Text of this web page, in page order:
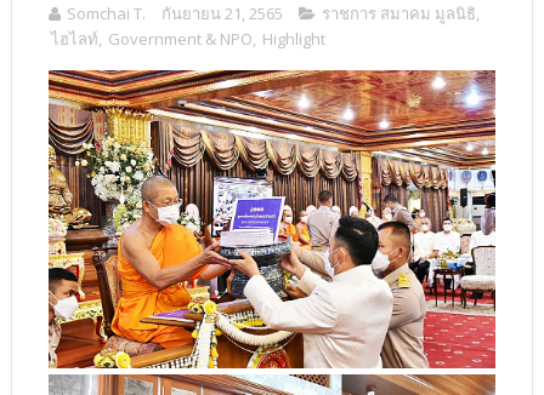
Somchai T. กันยายน 21, 2565 ราชการ สมาคม มูลนิธิ,
ไฮไลท์, Government & NPO, Highlight